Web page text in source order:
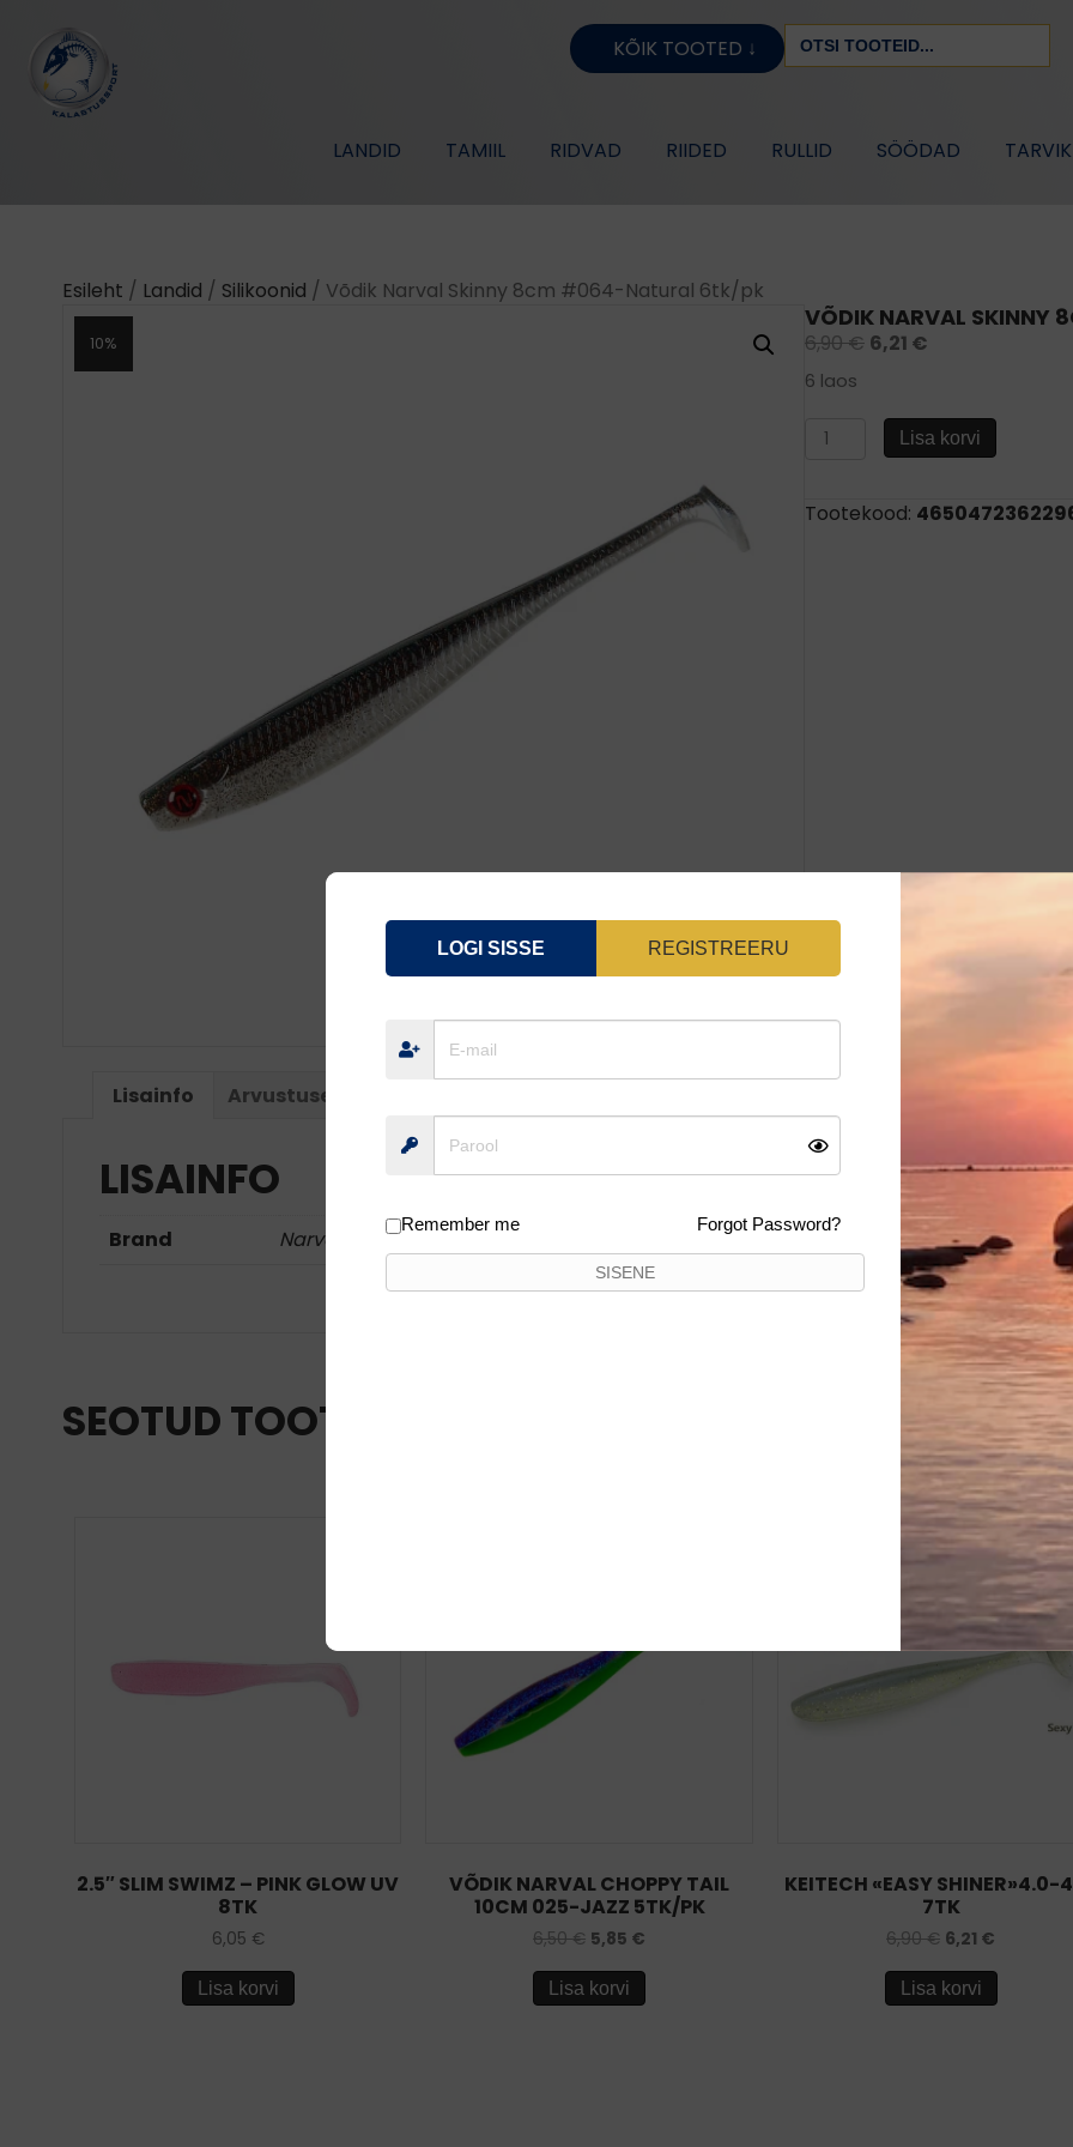
KÕIK TOOTED ↓
Search
for:
LANDID TAMIIL RIDVAD RIIDED RULLID SÖÖDAD
Esileht / Landid / Silikoonid / Võdik Narval Skinny 8cm #064-Natural 6tk/pk
10%
VÕDIK NARVAL
6,90€ 6,21 €
6 laos
Võdik
8cm
Lisa korvi
Tootekood:
Lisainfo Arvustused (0)
LISAINFO
Brand Narval
SEOTUD TOOTED
2.5″ SLIM SWIMZ – PINK GLOW UV
8TK
6,05 €
Lisa korvi
VÕDIK NARVAL CHOPPY TAIL
10CM 025-JAZZ 5TK/PK
6,50€ 5,85 €
Lisa korvi
KEITECH «EASY SHINER»4.0-
7TK
6,90€ 6,21 €
Lisa korvi
LOGI SISSE REGISTREERU
Remember me Forgot Password?
SISENE